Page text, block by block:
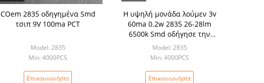
COem 2835 οδηγημένα Smd
τσιπ 9V 100ma PCT
Model: 2835
Min: 4000PCS
Επικοινωνήστε
Η υψηλή μονάδα λούμεν 3v
60ma 0.2w 2835 26-28lm
6500k Smd οδήγησε την
εγχώρια διακόσμηση
λουρίδων τσιπ
Model: 2835
Min: 4000PCS
Επικοινωνήστε